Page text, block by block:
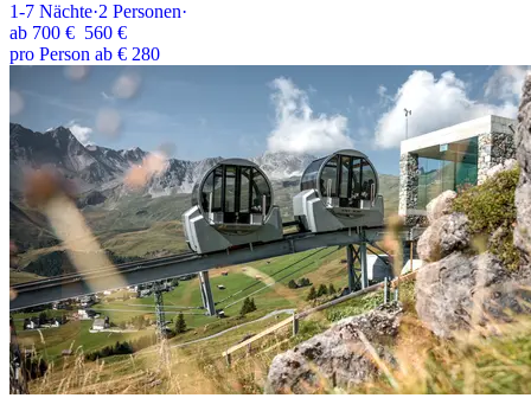
1-7 Nächte·2 Personen·
ab 700 € 560 €
pro Person ab € 280